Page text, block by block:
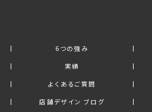
6つの強み
実績
よくあるご質問
店舗デザイン ブログ